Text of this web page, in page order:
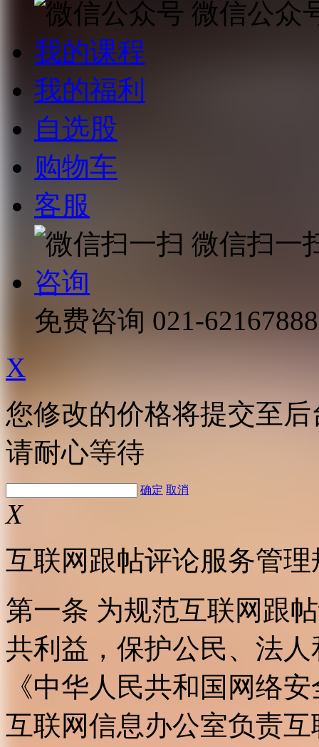
微信公众
我的课程
我的福利
自选股
购物车
客服
微信扫一
咨询
免费咨询 021-62167888
X
您修改的价格将提交至
请耐心等待
确定 取消
X
互联网跟帖评论服务管理
第一条 为规范互联网跟
共利益，保护公民、法
《中华人民共和国网络
互联网信息办公室负责